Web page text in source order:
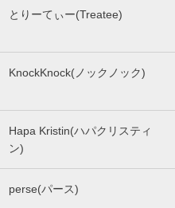
とりーてぃー(Treatee)
KnockKnock(ノックノック)
Hapa Kristin(ハパクリスティ
ン)
perse(パース)